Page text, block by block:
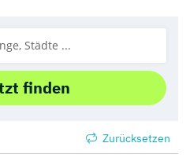
finden
Zurücksetzen